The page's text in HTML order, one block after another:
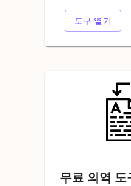
도구 열기
무료 의역 도